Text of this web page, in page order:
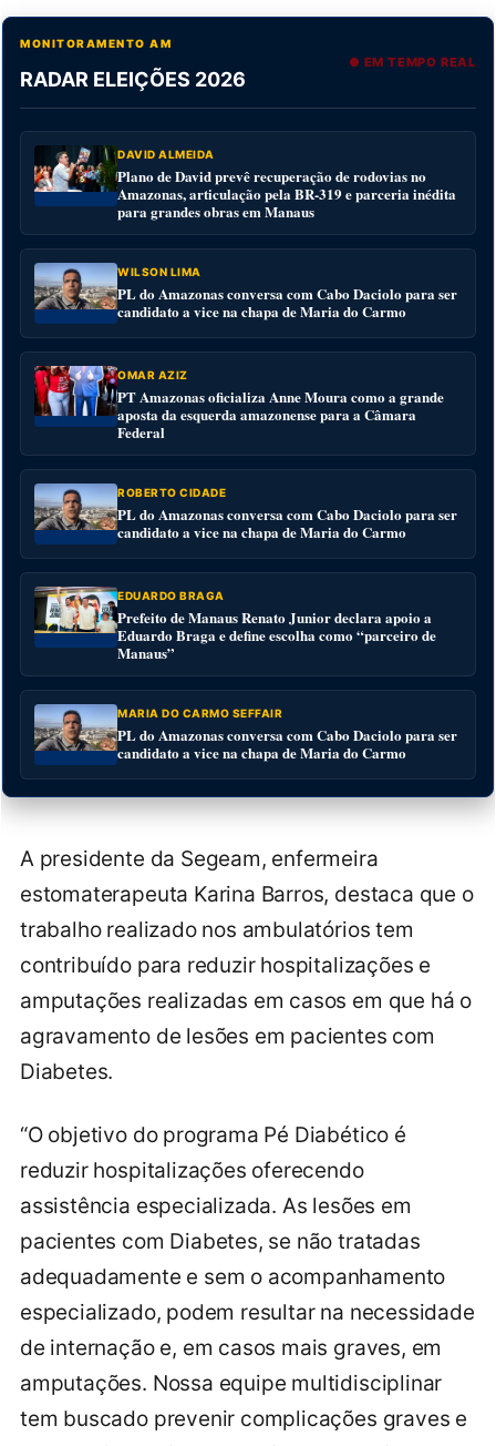
MONITORAMENTO AM
RADAR ELEIÇÕES 2026
● EM TEMPO REAL
DAVID ALMEIDA
Plano de David prevê recuperação de rodovias no
Amazonas, articulação pela BR-319 e parceria inédita
para grandes obras em Manaus
WILSON LIMA
PL do Amazonas conversa com Cabo Daciolo para ser
candidato a vice na chapa de Maria do Carmo
OMAR AZIZ
PT Amazonas oficializa Anne Moura como a grande
aposta da esquerda amazonense para a Câmara
Federal
ROBERTO CIDADE
PL do Amazonas conversa com Cabo Daciolo para ser
candidato a vice na chapa de Maria do Carmo
EDUARDO BRAGA
Prefeito de Manaus Renato Junior declara apoio a
Eduardo Braga e define escolha como “parceiro de
Manaus”
MARIA DO CARMO SEFFAIR
PL do Amazonas conversa com Cabo Daciolo para ser
candidato a vice na chapa de Maria do Carmo
A presidente da Segeam, enfermeira
estomaterapeuta Karina Barros, destaca que o
trabalho realizado nos ambulatórios tem
contribuído para reduzir hospitalizações e
amputações realizadas em casos em que há o
agravamento de lesões em pacientes com
Diabetes.
“O objetivo do programa Pé Diabético é
reduzir hospitalizações oferecendo
assistência especializada. As lesões em
pacientes com Diabetes, se não tratadas
adequadamente e sem o acompanhamento
especializado, podem resultar na necessidade
de internação e, em casos mais graves, em
amputações. Nossa equipe multidisciplinar
tem buscado prevenir complicações graves e